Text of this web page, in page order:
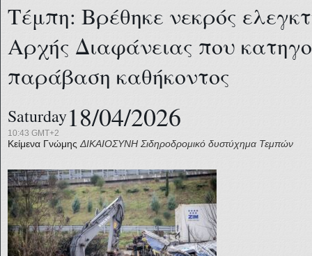
Τέμπη: Βρέθηκε νεκρός
Αρχής Διαφάνειας που
παράβαση καθήκοντος
Saturday18/04/2026
10:43 GMT+2
Κείμενα Γνώμης ΔΙΚΑΙΟΣΥΝΗ Σιδηροδρομικό δυστύχημα Τεμπών